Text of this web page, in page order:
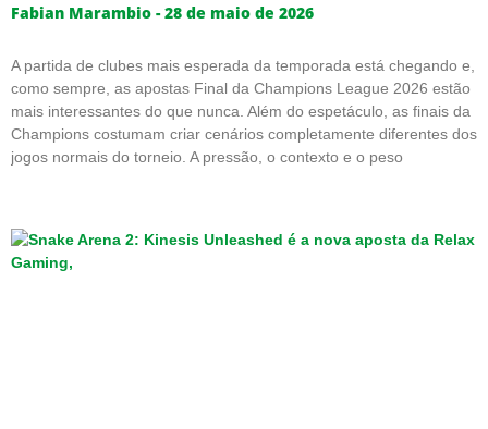
Fabian Marambio 28 de maio de 2026
A partida de clubes mais esperada da temporada está chegando e,
como sempre, as apostas Final da Champions League 2026 estão
mais interessantes do que nunca. Além do espetáculo, as finais da
Champions costumam criar cenários completamente diferentes dos
jogos normais do torneio. A pressão, o contexto e o peso